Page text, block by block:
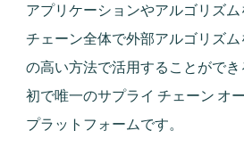
アプリケーションやアルゴリズ
チェーン全体で外部アルゴリズ
の高い方法で活用することがで
初で唯一のサプライ チェーン オ
プラットフォームです。